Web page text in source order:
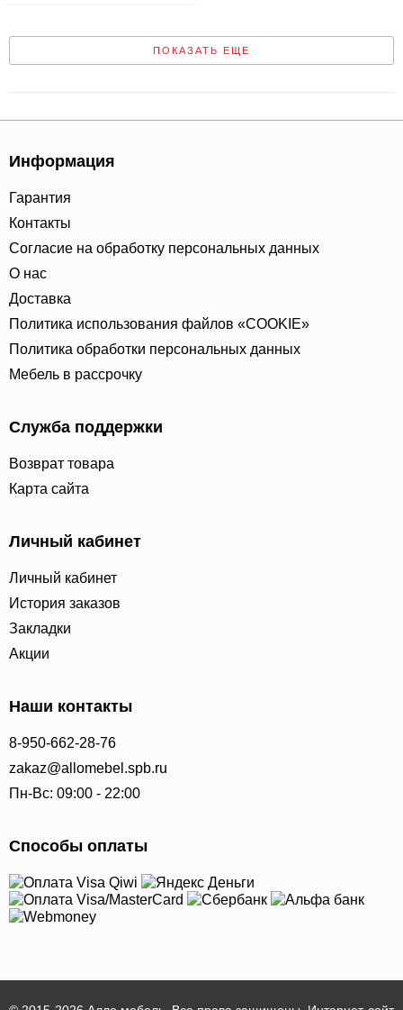
ПОКАЗАТЬ ЕЩЕ
Информация
Гарантия
Контакты
Согласие на обработку персональных данных
О нас
Доставка
Политика использования файлов «COOKIE»
Политика обработки персональных данных
Мебель в рассрочку
Служба поддержки
Возврат товара
Карта сайта
Личный кабинет
Личный кабинет
История заказов
Закладки
Акции
Наши контакты
8-950-662-28-76
zakaz@allomebel.spb.ru
Пн-Вс: 09:00 - 22:00
Способы оплаты